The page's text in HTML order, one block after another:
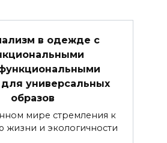
в одежде с
универсальных
образов
мире стремления к
и экологичности